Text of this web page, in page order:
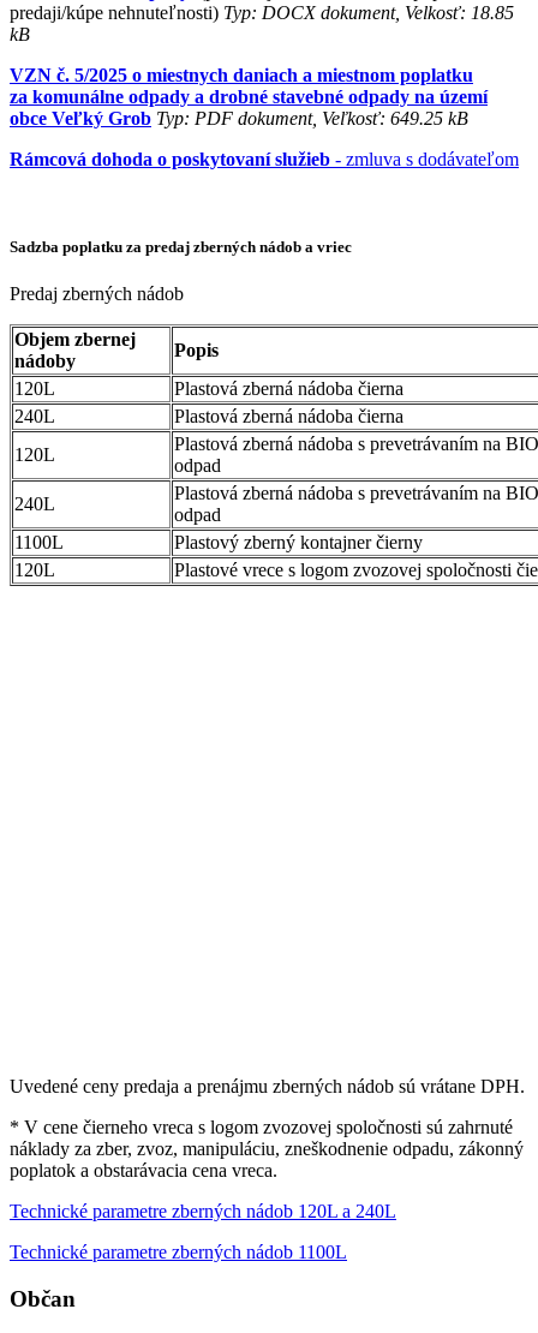
predaji/kúpe nehnuteľnosti) Typ: DOCX dokument, Velkosť: 18.85
kB
VZN č. 5/2025 o miestnych daniach a miestnom poplatku
za komunálne odpady a drobné stavebné odpady na území
obce Veľký Grob Typ: PDF dokument, Veľkosť: 649.25 kB
Rámcová dohoda o poskytovaní služieb - zmluva s dodávateľom
Sadzba poplatku za predaj zberných nádob a vriec
Predaj zberných nádob
Objem zbernej
nádoby
Popis
120L
Plastová zberná nádoba čierna
240L
Plastová zberná nádoba čierna
120L
Plastová zberná nádoba s prevetrávaním na BIO
odpad
240L
Plastová zberná nádoba s prevetrávaním na BIO
odpad
1100L
Plastový zberný kontajner čierny
120L
Plastové vrece s logom zvozovej spoločnosti
Uvedené ceny predaja a prenájmu zberných nádob sú vrátane DPH.
* V cene čierneho vreca s logom zvozovej spoločnosti sú zahrnuté
náklady za zber, zvoz, manipuláciu, zneškodnenie odpadu, zákonný
poplatok a obstarávacia cena vreca.
Technické parametre zberných nádob 120L a 240L
Technické parametre zberných nádob 1100L
Občan